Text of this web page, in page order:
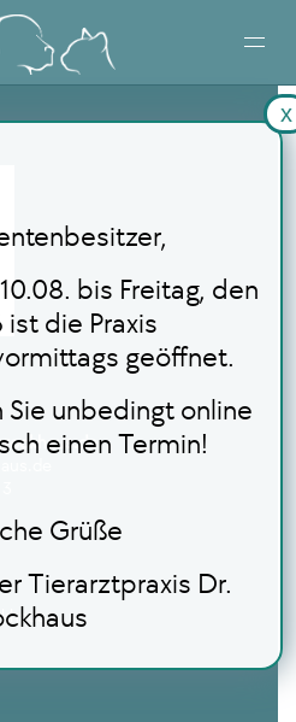
BLOG
bis Freitag, den
die Praxis
geöffnet.
Sie unbedingt online
einen Termin!
Grüße
Tierarztpraxis Dr.
x